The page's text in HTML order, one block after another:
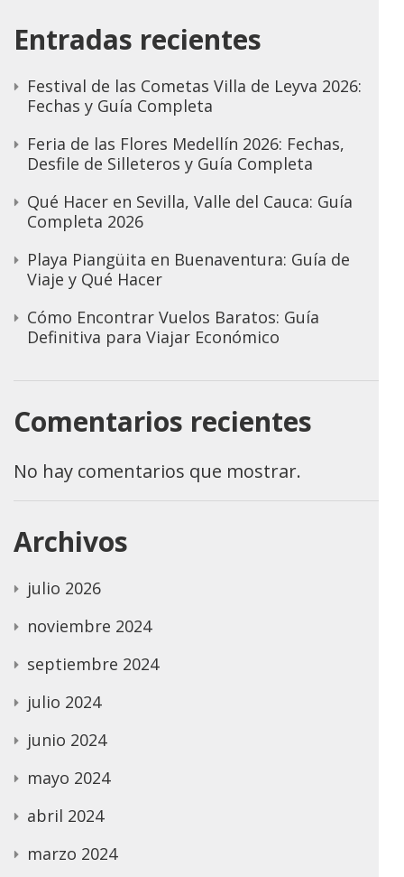
Entradas recientes
Festival de las Cometas Villa de Leyva 2026:
Fechas y Guía Completa
Feria de las Flores Medellín 2026: Fechas,
Desfile de Silleteros y Guía Completa
Qué Hacer en Sevilla, Valle del Cauca: Guía
Completa 2026
Playa Piangüita en Buenaventura: Guía de
Viaje y Qué Hacer
Cómo Encontrar Vuelos Baratos: Guía
Definitiva para Viajar Económico
Comentarios recientes
No hay comentarios que mostrar.
Archivos
julio 2026
noviembre 2024
septiembre 2024
julio 2024
junio 2024
mayo 2024
abril 2024
marzo 2024